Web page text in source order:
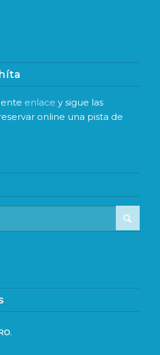
enlace y sigue las
online una pista de